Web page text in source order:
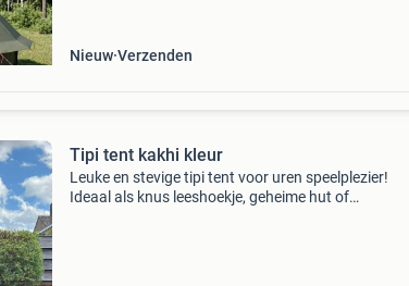
Nieuw Verzenden
Tipi tent kakhi kleur
Leuke en stevige tipi tent voor uren speelplezier!
Ideaal als knus leeshoekje, geheime hut of